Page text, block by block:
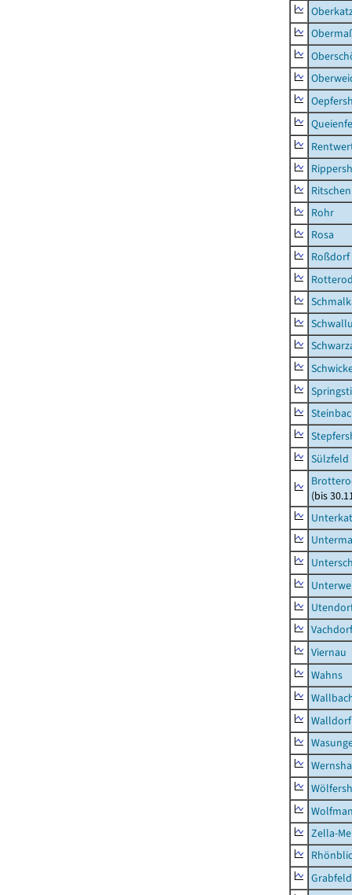
Rohr
Rosa
Roßdorf
Sülzfeld
(bis
Vachdorf
Viernau
Wahns
Walldorf
Zella-
Grabfeld